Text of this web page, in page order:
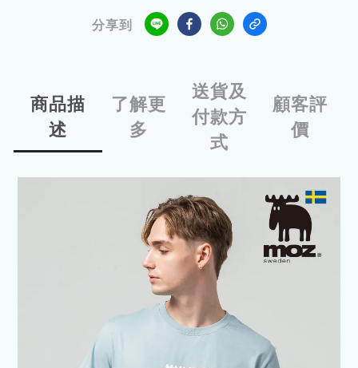
分享到
商品描
述
了解更
多
送貨及
付款方
式
顧客評
價